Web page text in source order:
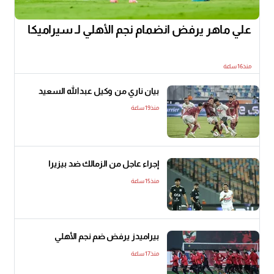
علي ماهر يرفض انضمام نجم الأهلي لـ سيراميكا
منذ16 ساعة
بيان ناري من وكيل عبدالله السعيد
منذ19 ساعة
إجراء عاجل من الزمالك ضد بيزيرا
منذ15 ساعة
بيراميدز يرفض ضم نجم الأهلي
منذ17 ساعة